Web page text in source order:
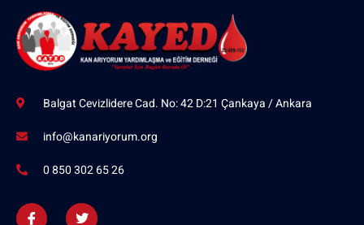
Balgat Cevizlidere Cad. No: 42 D:21 Çankaya / Ankara
info@kanariyorum.org
0 850 302 65 26